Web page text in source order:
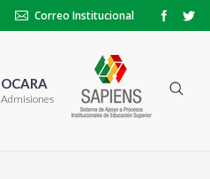
Correo Institucional
OCARA
Admisiones